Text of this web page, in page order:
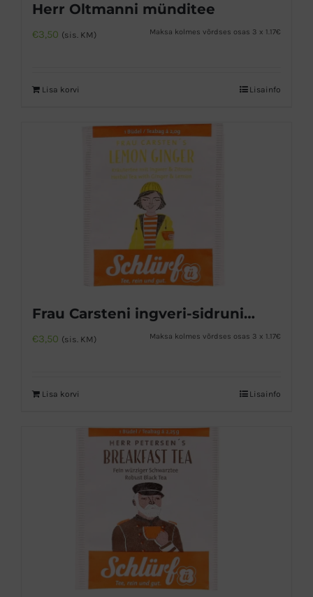
Herr Oltmanni münditee
€3,50 (sis. KM) Maksa kolmes võrdses osas 3 x 1.17€
Lisa korvi Lisainfo
Frau Carsteni ingveri-sidrunitee
€3,50 (sis. KM) Maksa kolmes võrdses osas 3 x 1.17€
Lisa korvi Lisainfo